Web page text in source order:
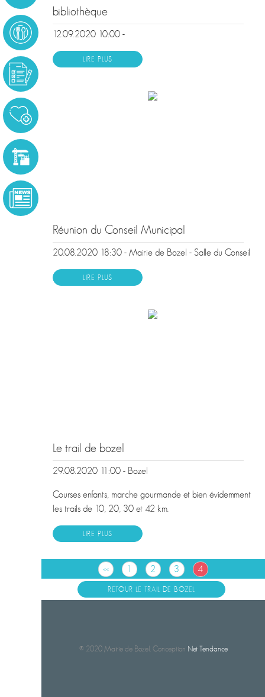
bibliothèque
12.09.2020 10:00 -
LIRE PLUS
Réunion du Conseil Municipal
20.08.2020 18:30 - Mairie de Bozel - Salle du Conseil
LIRE PLUS
Le trail de bozel
29.08.2020 11:00 - Bozel
Courses enfants, marche gourmande et bien évidemment
les trails de 10, 20, 30 et 42 km.
LIRE PLUS
<< 1 2 3 4
RETOUR LE TRAIL DE BOZEL
© 2020 Mairie de Bozel. Conception Net Tendance